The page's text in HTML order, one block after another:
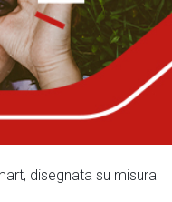
disegnata su misura